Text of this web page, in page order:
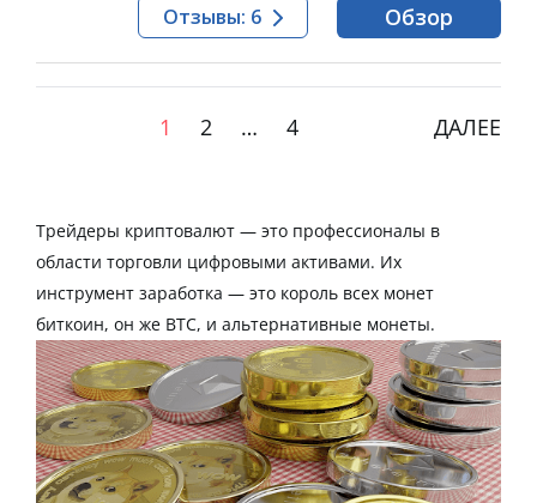
Отзывы: 6 Обзор
1 2 … 4 ДАЛЕЕ
Трейдеры криптовалют — это профессионалы в
области торговли цифровыми активами. Их
инструмент заработка — это король всех монет
биткоин, он же BTC, и альтернативные монеты.